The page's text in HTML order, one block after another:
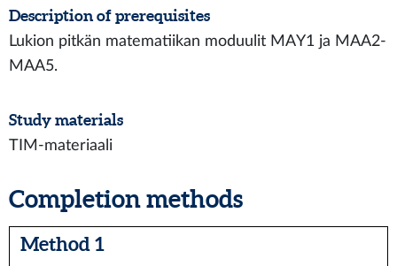
Description of prerequisites
Lukion pitkän matematiikan moduulit MAY1 ja MAA2-
MAA5.
Study materials
TIM-materiaali
Completion methods
Method 1